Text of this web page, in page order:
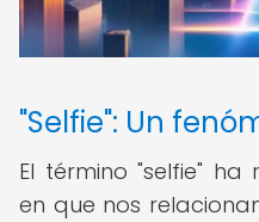
"Selfie": Un
El término "selfie"
en que nos